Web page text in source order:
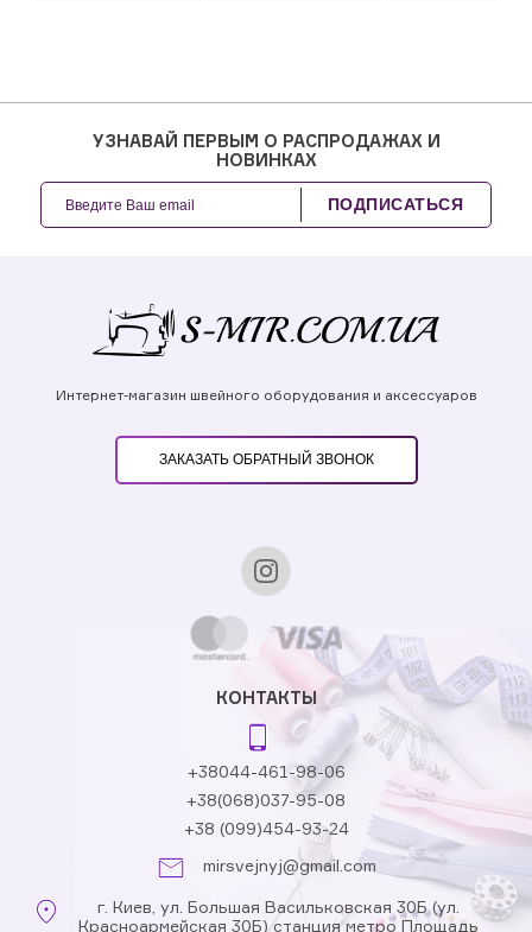
УЗНАВАЙ ПЕРВЫМ О РАСПРОДАЖАХ И
НОВИНКАХ
ПОДПИСАТЬСЯ
Интернет-магазин швейного оборудования и аксессуаров
ЗАКАЗАТЬ ОБРАТНЫЙ ЗВОНОК
КОНТАКТЫ
+38044-461-98-06
+38(068)037-95-08
+38 (099)454-93-24
mirsvejnyj@gmail.com
г. Киев, ул. Большая Васильковская 30Б (ул.
Красноармейская 30Б) станция метро Площадь